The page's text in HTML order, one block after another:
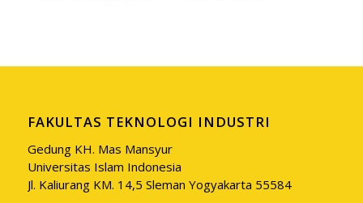
FAKULTAS TEKNOLOGI INDUSTRI
Gedung KH. Mas Mansyur
Universitas Islam Indonesia
Jl. Kaliurang KM. 14,5 Sleman Yogyakarta 55584